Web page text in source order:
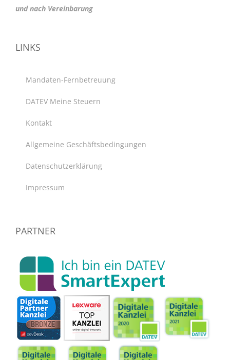
und nach Vereinbarung
LINKS
Mandaten-Fernbetreuung
DATEV Meine Steuern
Kontakt
Allgemeine Geschäftsbedingungen
Datenschutzerklärung
Impressum
PARTNER